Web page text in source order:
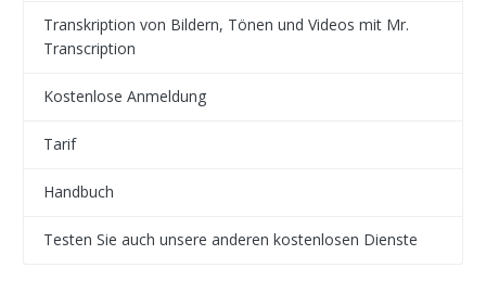
Transkription von Bildern, Tönen und Videos mit Mr.
Transcription
Kostenlose Anmeldung
Tarif
Handbuch
Testen Sie auch unsere anderen kostenlosen Dienste